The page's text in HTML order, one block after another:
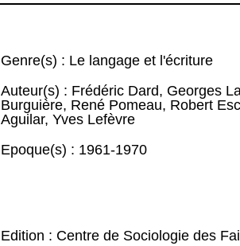
Genre(s) : Le langage et l'écriture
Auteur(s) : Frédéric Dard, Georges
Burguière, René Pomeau, Robert
Aguilar, Yves Lefèvre
Epoque(s) : 1961-1970
Edition : Centre de Sociologie des